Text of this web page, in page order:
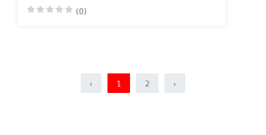
(0)
‹ 1 2 ›